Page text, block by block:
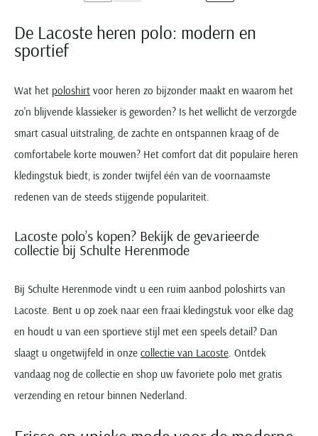
De Lacoste heren polo: modern en
sportief
Wat het poloshirt voor heren zo bijzonder maakt en waarom het
zo'n blijvende klassieker is geworden? Is het wellicht de verzorgde
smart casual uitstraling, de zachte en ontspannen kraag of de
comfortabele korte mouwen? Het comfort dat dit populaire heren
kledingstuk biedt, is zonder twijfel één van de voornaamste
redenen van de steeds stijgende populariteit.
Lacoste polo’s kopen? Bekijk de gevarieerde
collectie bij Schulte Herenmode
Bij Schulte Herenmode vindt u een ruim aanbod poloshirts van
Lacoste. Bent u op zoek naar een fraai kledingstuk voor elke dag
en houdt u van een sportieve stijl met een speels detail? Dan
slaagt u ongetwijfeld in onze collectie van Lacoste. Ontdek
vandaag nog de collectie en shop uw favoriete polo met gratis
verzending en retour binnen Nederland.